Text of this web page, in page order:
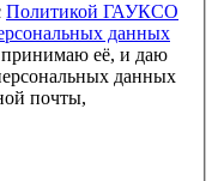
Политикой ГАУКСО
данных
данных
почты,